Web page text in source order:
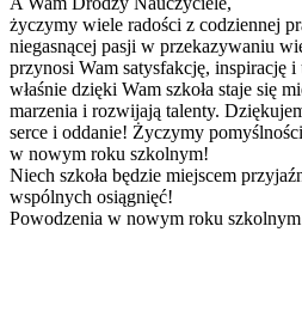
życzymy wiele radości z codziennej
niegasnącej pasji w przekazywaniu
przynosi Wam satysfakcję, inspirację
właśnie dzięki Wam szkoła staje się
marzenia i rozwijają talenty.
serce i oddanie! Życzymy
w nowym roku szkolnym!
Niech szkoła będzie miejscem
wspólnych osiągnięć!
Powodzenia w nowym roku